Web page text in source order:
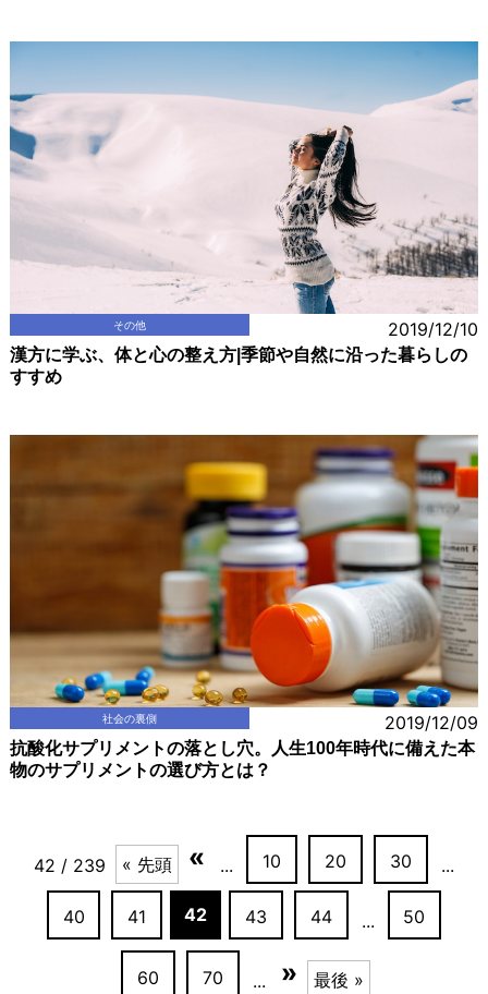
その他 2019/12/10
漢方に学ぶ、体と心の整え方|季節や自然に沿った暮らしの
すすめ
社会の裏側 2019/12/09
抗酸化サプリメントの落とし穴。人生100年時代に備えた本
物のサプリメントの選び方とは？
42 / 239 « 先頭 « ... 10 20 30 ...
40 41 42 43 44 ... 50
60 70 ... » 最後 »